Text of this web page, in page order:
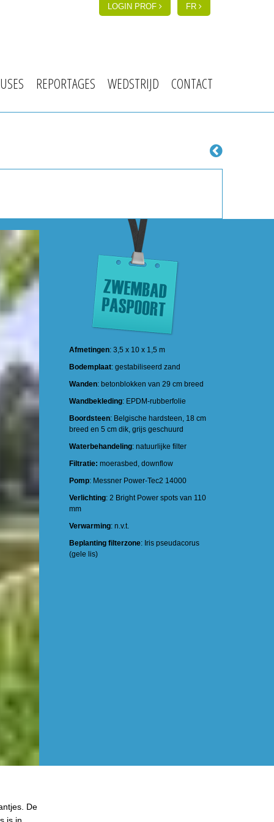
LOGIN PROF FR
REPORTAGES WEDSTRIJD CONTACT
Afmetingen: 3,5 x 10 x 1,5 m
Bodemplaat: gestabiliseerd zand
Wanden: betonblokken van 29 cm breed
Wandbekleding: EPDM-rubberfolie
Boordsteen: Belgische hardsteen, 18 cm
breed en 5 cm dik, grijs geschuurd
Waterbehandeling: natuurlijke filter
Filtratie: moerasbed, downflow
Pomp: Messner Power-Tec2 14000
Verlichting: 2 Bright Power spots van 110
mm
Verwarming: n.v.t.
Beplanting filterzone: Iris pseudacorus
(gele lis)
De